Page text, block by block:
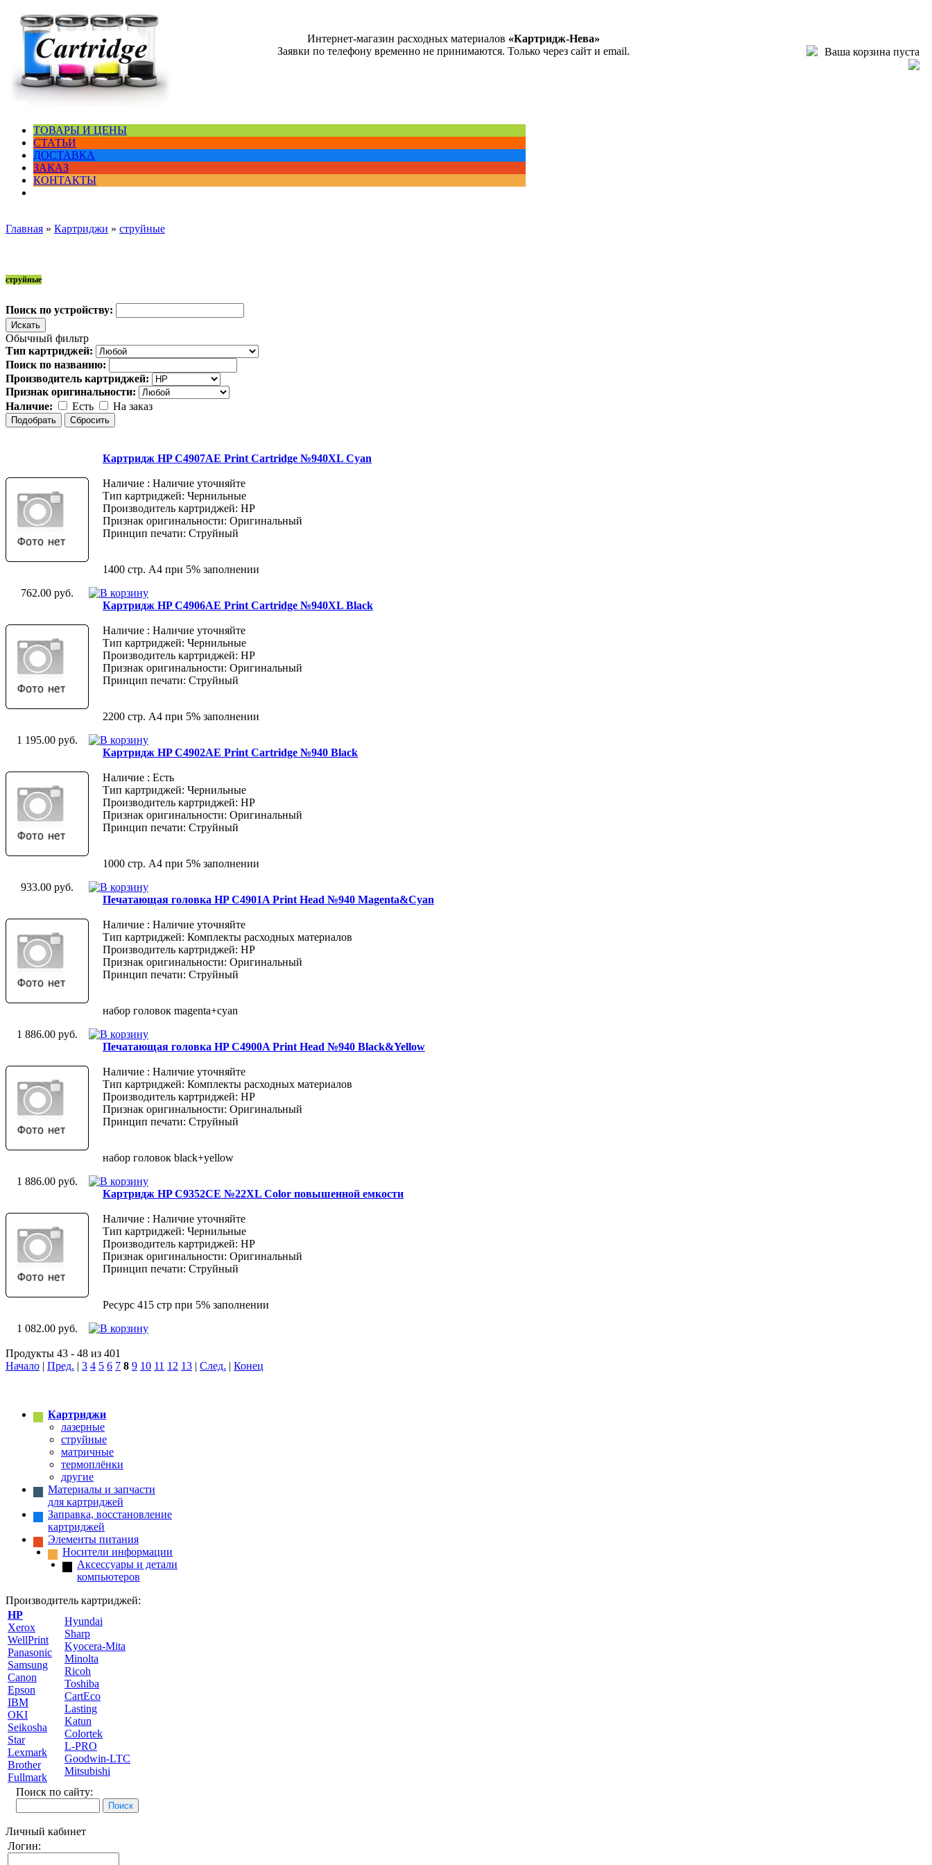
Интернет-магазин расходных материалов «Картридж-Нева»
Заявки по телефону временно не принимаются. Только через сайт и email.
Ваша корзина пуста
ТОВАРЫ И ЦЕНЫ
СТАТЬИ
ДОСТАВКА
ЗАКАЗ
КОНТАКТЫ
Главная » Картриджи » струйные
струйные
Поиск по устройству:
Обычный фильтр
Тип картриджей:
Поиск по названию:
Производитель картриджей:
Признак оригинальности:
Наличие:
Есть На заказ
Картридж HP C4907AE Print Cartridge №940XL Cyan
Наличие : Наличие уточняйте
Тип картриджей: Чернильные
Производитель картриджей: HP
Признак оригинальности: Оригинальный
Принцип печати: Струйный
1400 стр. А4 при 5% заполнении
762.00 руб.
Картридж HP C4906AE Print Cartridge №940XL Black
Наличие : Наличие уточняйте
Тип картриджей: Чернильные
Производитель картриджей: HP
Признак оригинальности: Оригинальный
Принцип печати: Струйный
2200 стр. А4 при 5% заполнении
1 195.00 руб.
Картридж HP C4902AE Print Cartridge №940 Black
Наличие : Есть
Тип картриджей: Чернильные
Производитель картриджей: HP
Признак оригинальности: Оригинальный
Принцип печати: Струйный
1000 стр. А4 при 5% заполнении
933.00 руб.
Печатающая головка HP C4901A Print Head №940 Magenta&Cyan
Наличие : Наличие уточняйте
Тип картриджей: Комплекты расходных материалов
Производитель картриджей: HP
Признак оригинальности: Оригинальный
Принцип печати: Струйный
набор головок magenta+cyan
1 886.00 руб.
Печатающая головка HP C4900A Print Head №940 Black&Yellow
Наличие : Наличие уточняйте
Тип картриджей: Комплекты расходных материалов
Производитель картриджей: HP
Признак оригинальности: Оригинальный
Принцип печати: Струйный
набор головок black+yellow
1 886.00 руб.
Картридж HP C9352CE №22XL Color повышенной емкости
Наличие : Наличие уточняйте
Тип картриджей: Чернильные
Производитель картриджей: HP
Признак оригинальности: Оригинальный
Принцип печати: Струйный
Ресурс 415 стр при 5% заполнении
1 082.00 руб.
Продукты 43 - 48 из 401
Начало | Пред. | 3 4 5 6 7 8 9 10 11 12 13 | След. | Конец
Картриджи
лазерные
струйные
матричные
термоплёнки
другие
Материалы и запчасти
для картриджей
Заправка, восстановление
картриджей
Элементы питания
Носители информации
Аксессуары и детали
компьютеров
Производитель картриджей:
HP
Xerox
WellPrint
Panasonic
Samsung
Canon
Epson
IBM
OKI
Seikosha
Star
Lexmark
Brother
Fullmark
Hyundai
Sharp
Kyocera-Mita
Minolta
Ricoh
Toshiba
CartEco
Lasting
Katun
Colortek
L-PRO
Goodwin-LTC
Mitsubishi
Поиск по сайту:
Личный кабинет
Логин: